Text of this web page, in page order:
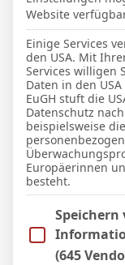
16 Jan. 2026
Auswärts
20 Dez. 2025
Auswärts
13 Dez. 2025
Heim
7 Dez. 2025
Auswärts
Website
Einige Services
den USA. Mit
Services willigen
Daten in den
EuGH stuft die
Datenschutz
beispielsweise
Europäerinnen
besteht.
Im Folgenden
(645